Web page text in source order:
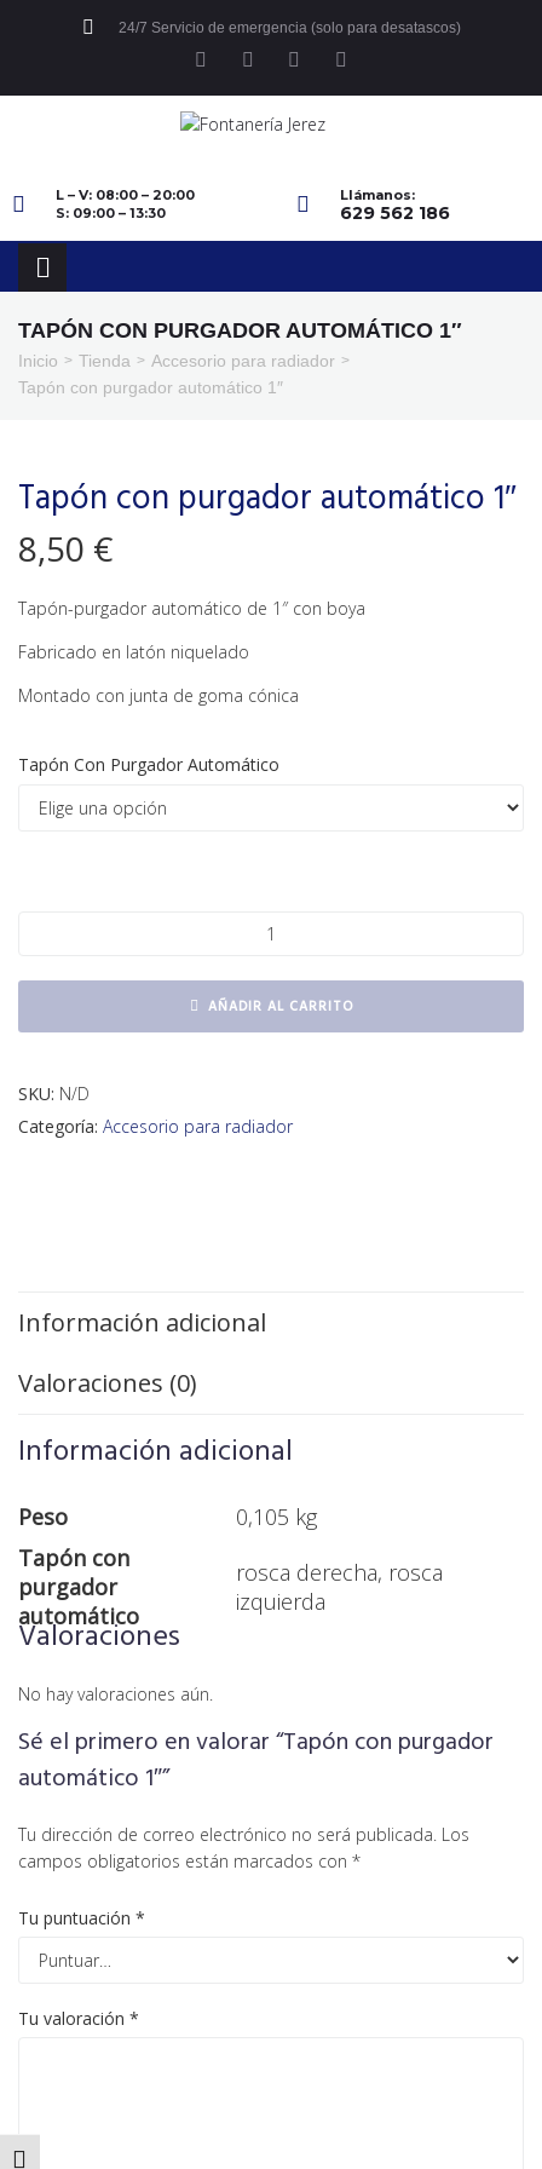
24/7 Servicio de emergencia (solo para desatascos)
L – V: 08:00 – 20:00
S: 09:00 – 13:30
Llámanos:
629 562 186
TAPÓN CON PURGADOR AUTOMÁTICO 1″
Inicio > Tienda > Accesorio para radiador >
Tapón con purgador automático 1″
Tapón con purgador automático 1″
8,50 €
Tapón-purgador automático de 1″ con boya
Fabricado en latón niquelado
Montado con junta de goma cónica
Tapón Con Purgador Automático
AÑADIR AL CARRITO
SKU: N/D
Categoría: Accesorio para radiador
Información adicional
Valoraciones (0)
Información adicional
Peso
0,105 kg
Tapón con
purgador
automático
rosca derecha, rosca
izquierda
Valoraciones
No hay valoraciones aún.
Sé el primero en valorar “Tapón con purgador
automático 1″”
Tu dirección de correo electrónico no será publicada. Los
campos obligatorios están marcados con *
Tu puntuación *
Tu valoración *